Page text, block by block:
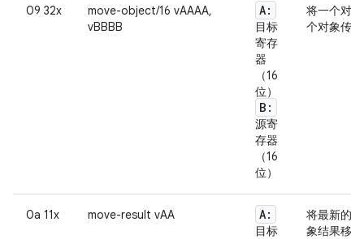
09 32x
move-object/16 vAAAA,
vBBBB
A:
目标
寄存
器
（16
位）
B:
源寄
存器
（16
位）
将一个对
个对象传
0a 11x move-result vAA A:
目标
将最新的
象结果移